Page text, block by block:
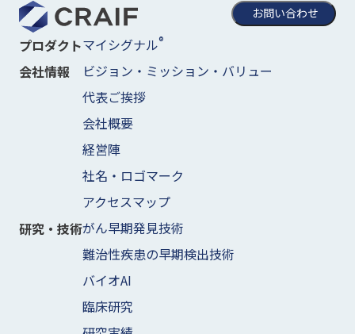
お問い合わせ
プロダクトマイシグナル®
会社情報
ビジョン・ミッション・バリュー
代表ご挨拶
会社概要
経営陣
社名・ロゴマーク
アクセスマップ
研究・技術がん早期発見技術
難治性疾患の早期検出技術
バイオAI
臨床研究